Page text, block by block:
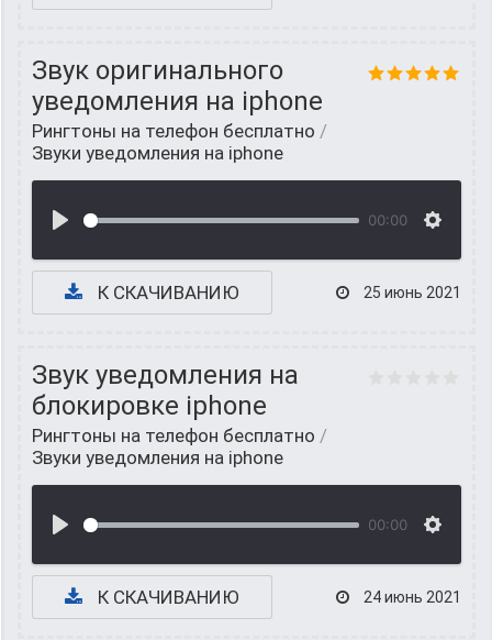
Звук оригинального
уведомления на iphone
Рингтоны на телефон бесплатно /
Звуки уведомления на iphone
00:00
К СКАЧИВАНИЮ 25 июнь 2021
Звук уведомления на
блокировке iphone
Рингтоны на телефон бесплатно /
Звуки уведомления на iphone
00:00
К СКАЧИВАНИЮ 24 июнь 2021